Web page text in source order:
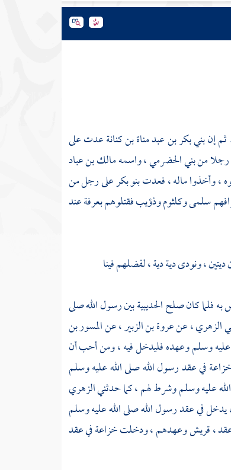
إنبني بكر بن عبد مناة بن كنانةعدت على
منبني الحضرمي، واسمهمالك بن عباد
، وأخذوا ماله ، فعدتبنو بكرعلى رجل من
سلمىوكلثوموذؤيبفقتلوهم بعرفة عند
ديتين ، ونودى دية دية ، لفضلهم فينا
به فلما كان صلحالحديبيةبين رسول الله صلى
الزهري، عنعروة بن الزبير، عنالمسور بن
وسلم وعهده فليدخل فيه ، ومن أحب أن
خزاعةفي عقد رسول الله صلى الله عليه وسلم
عليه وسلم وشرط لهم ، كما حدثنيالزهري
في عقد رسول الله صلى الله عليه وسلم
،قريشوعهدهم ، ودخلتخزاعةفي عقد